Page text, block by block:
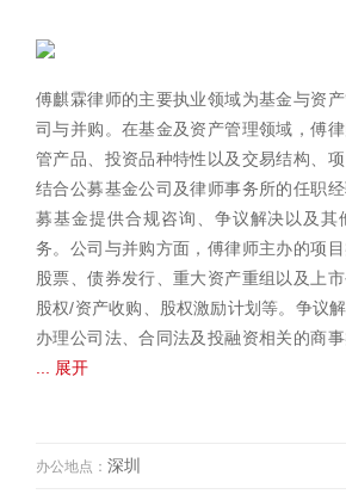
傅麒霖律师的主要执业领域为基金与资
司与并购。在基金及资产管理领域，傅
管产品、投资品种特性以及交易结构、
结合公募基金公司及律师事务所的任职
募基金提供合规咨询、争议解决以及其
务。公司与并购方面，傅律师主办的项
股票、债券发行、重大资产重组以及上
股权/资产收购、股权激励计划等。争议
办理公司法、合同法及投融资相关的商事
... 展开
办公地点： 深圳